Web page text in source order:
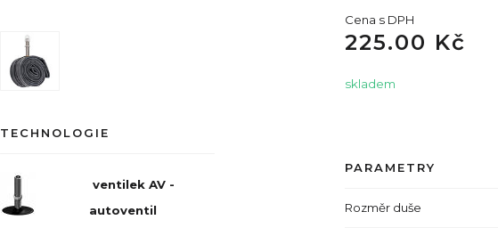
Cena s DPH
225.00 Kč
skladem
PARAMETRY
Rozměr duše
TECHNOLOGIE
ventilek AV -
autoventil